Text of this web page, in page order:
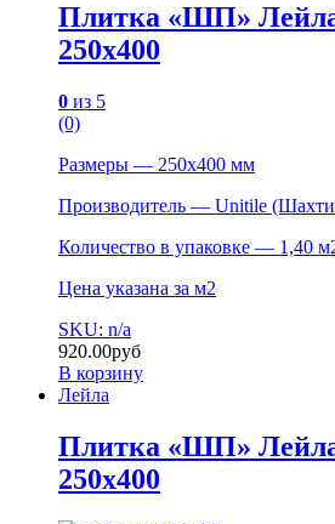
Плитка «ШП»
250х400
0 из 5
(0)
Размеры — 250х400 мм
Производитель — Unitile
Количество в упаковке — 1,40
Цена указана за м2
SKU: n/a
920.00руб
В корзину
Лейла
Плитка «ШП» Лейла
250х400